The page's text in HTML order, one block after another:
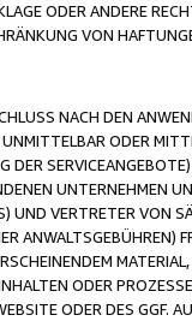
ODER ANDERE
VON
NACH DEN
ODER
DER
UNTERNEHMEN
UND VERTRETER VON
ODER
ODER DES GGF.